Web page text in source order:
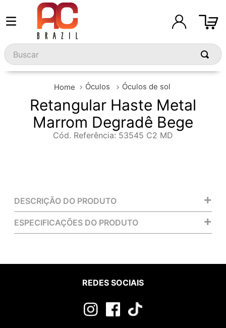
Buscar
Óculos Óculos de sol
Retangular Haste Metal
Marrom Degradê Bege
Cód. Referência: 53545 C2 MD
DESCRIÇÃO DO PRODUTO +
ESPECIFICAÇÕES DO PRODUTO +
REDES SOCIAIS